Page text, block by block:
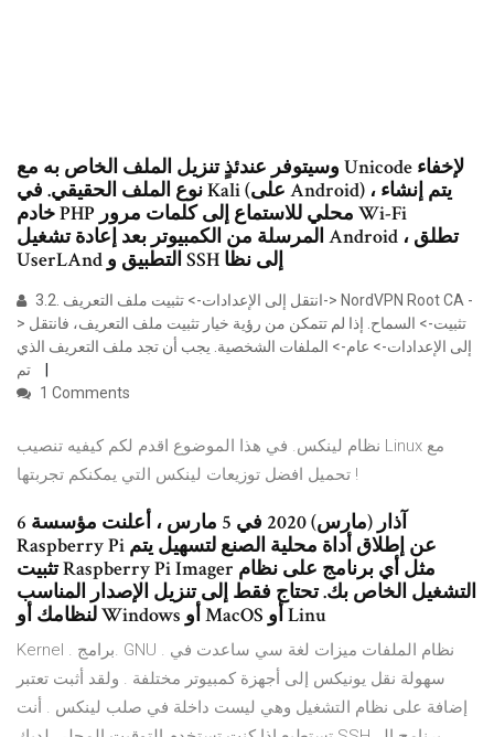
وسيتوفر عندئذٍ تنزيل الملف الخاص به مع Unicode لإخفاء
نوع الملف الحقيقي. في Kali (على Android) ، يتم إنشاء
خادم PHP محلي للاستماع إلى كلمات مرور Wi-Fi
المرسلة من الكمبيوتر بعد إعادة تشغيل Android ، تطلق
UserLAnd التطبيق و SSH إلى نظا
3.2. انتقل إلى الإعدادات-> تثبيت ملف التعريف-> NordVPN Root CA -
> تثبيت-> السماح. إذا لم تتمكن من رؤية خيار تثبيت ملف التعريف، فانتقل
إلى الإعدادات-> عام-> الملفات الشخصية. يجب أن تجد ملف التعريف الذي
1 Comments
نظام لينكس. في هذا الموضوع اقدم لكم كيفيه تنصيب Linux مع
تحميل افضل توزيعات لينكس التي يمكنكم تجربتها !
6 آذار (مارس) 2020 في 5 مارس ، أعلنت مؤسسة
Raspberry Pi عن إطلاق أداة محلية الصنع لتسهيل يتم
تثبيت Raspberry Pi Imager مثل أي برنامج على نظام
التشغيل الخاص بك. تحتاج فقط إلى تنزيل الإصدار المناسب
لنظامك أو Windows أو MacOS أو Linu
Kernel . برامج. GNU . نظام الملفات ميزات لغة سي ساعدت في
سهولة نقل يونيكس إلى أجهزة كمبيوتر مختلفة . ولقد أثبت تعتبر
إضافة على نظام التشغيل وهي ليست داخلة في صلب لينكس . أنت